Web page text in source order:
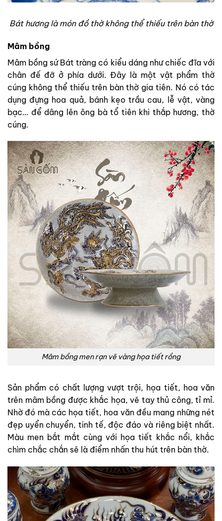
Bát hương là món đồ thờ không thể thiếu trên bàn thờ
Mâm bồng
Mâm bồng sứ Bát tràng có kiểu dáng như chiếc đĩa với
chân đế đỡ ở phía dưới. Đây là một vật phẩm thờ
cúng không thể thiếu trên bàn thờ gia tiên. Nó có tác
dụng đựng hoa quả, bánh kẹo trầu cau, lễ vật, vàng
bạc… để dâng lên ông bà tổ tiên khi thắp hương, thờ
cúng.
Mâm bồng men rạn vẽ vàng họa tiết rồng
Sản phẩm có chất lượng vượt trội, họa tiết, hoa văn
trên mâm bồng được khắc họa, vẽ tay thủ công, tỉ mỉ.
Nhờ đó mà các họa tiết, hoa văn đều mang những nét
đẹp uyển chuyển, tinh tế, độc đáo và riêng biệt nhất.
Màu men bắt mắt cùng với họa tiết khắc nổi, khắc
chìm chắc chắn sẽ là điểm nhấn thu hút trên bàn thờ.